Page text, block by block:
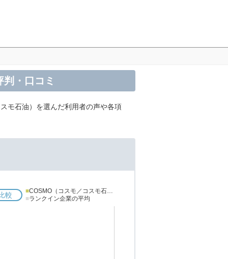
・口コミ
モ石油）を選んだ利用者の声や各項
較 ■COSMO（コスモ／コスモ石油）
■ランクイン企業の平均